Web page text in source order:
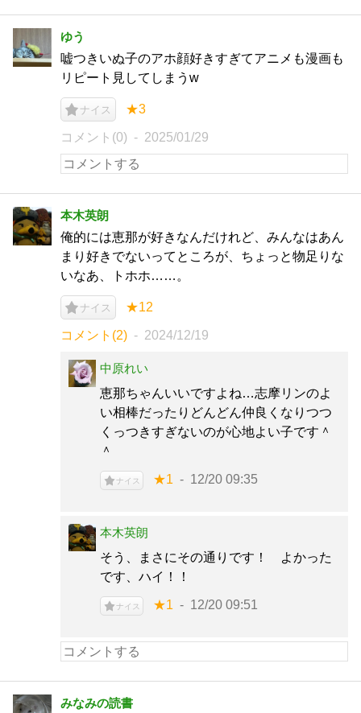
ゆう
嘘つきいぬ子のアホ顔好きすぎてアニメも漫画も
リピート見してしまうw
ナイス ★3
コメント(0) 2025/01/29
本木英朗
俺的には恵那が好きなんだけれど、みんなはあん
まり好きでないってところが、ちょっと物足りな
いなあ、トホホ……。
ナイス ★12
コメント(2) 2024/12/19
中原れい
恵那ちゃんいいですよね…志摩リンのよ
い相棒だったりどんどん仲良くなりつつ
くっつきすぎないのが心地よい子です＾
＾
ナイス ★1 12/20 09:35
本木英朗
そう、まさにその通りです！ よかった
です、ハイ！！
ナイス ★1 12/20 09:51
みなみの読書